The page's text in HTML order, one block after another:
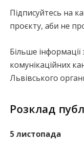
Підписуйтесь на
проєкту, аби не
Більше
комунікаційних
Львівського
Розклад
5 листопада